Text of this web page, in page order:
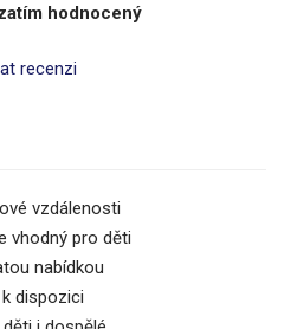
hodnocený
recenzi
vzdálenosti
vhodný pro děti
nabídkou
dispozici